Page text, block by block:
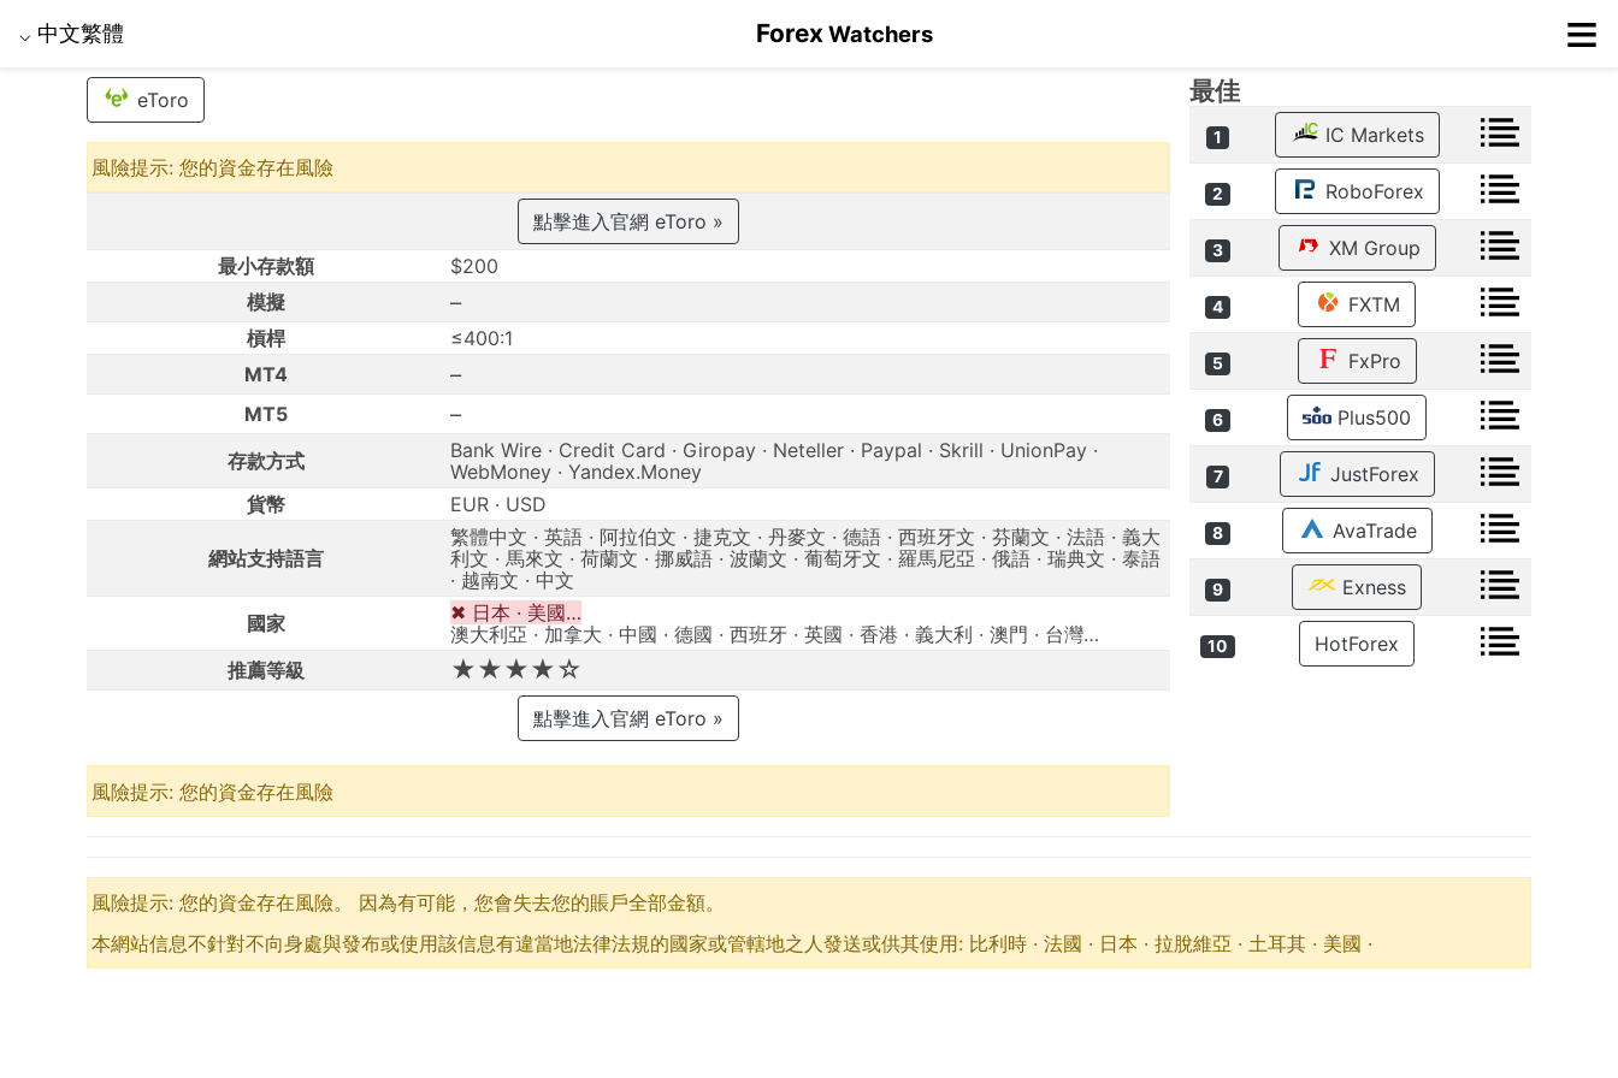
⌵ 中文繁體 ForexWatchers ≡
eToro
風險提示: 您的資金存在風險
點擊進入官網 eToro »
最小存款額
$200
模擬
–
槓桿
≤400:1
MT4
–
MT5 –
存款方式
Bank Wire · Credit Card · Giropay · Neteller · Paypal · Skrill · UnionPay ·
WebMoney · Yandex.Money
貨幣
EUR · USD
網站支持語言
繁體中文 · 英語 · 阿拉伯文 · 捷克文 · 丹麥文 · 德語 · 西班牙文 · 芬蘭文 · 法語 · 義大
利文 · 馬來文 · 荷蘭文 · 挪威語 · 波蘭文 · 葡萄牙文 · 羅馬尼亞 · 俄語 · 瑞典文 · 泰語
· 越南文 · 中文
國家
✖ 日本 · 美國…
澳大利亞 · 加拿大 · 中國 · 德國 · 西班牙 · 英國 · 香港 · 義大利 · 澳門 · 台灣…
推薦等級
★★★★☆
點擊進入官網 eToro »
風險提示: 您的資金存在風險
最佳
1 IC Markets
2 RoboForex
3 XM Group
4 FXTM
5 FxPro
6 Plus500
7 JustForex
8 AvaTrade
9 Exness
10 HotForex
風險提示: 您的資金存在風險。 因為有可能，您會失去您的賬戶全部金額。
本網站信息不針對不向身處與發布或使用該信息有違當​​地法律法規的國家或管轄地之人發送或供其使用: 比利時 · 法國 · 日本 · 拉脫維亞 · 土耳其 · 美國 ·